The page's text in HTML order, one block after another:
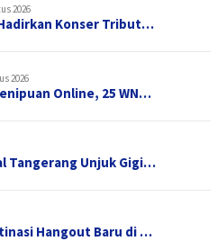
2026
Konser Tribut…
2026
Online, 25 WN…
Tangerang Unjuk Gigi…
Hangout Baru di …